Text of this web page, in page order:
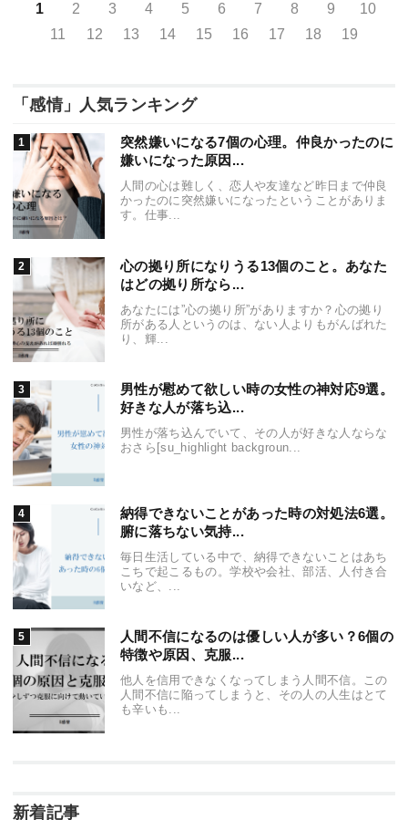
1 2 3 4 5 6 7 8 9
10
11
12 13 14 15 16 17 18 19
「感情」人気ランキング
突然嫌いになる7個の心理。仲良かったのに
嫌いになった原因...
人間の心は難しく、恋人や友達など昨日まで仲良
かったのに突然嫌いになったということがありま
す。仕事...
心の拠り所になりうる13個のこと。あなた
はどの拠り所なら...
あなたには”心の拠り所”がありますか？心の拠り
所がある人というのは、ない人よりもがんばれた
り、輝...
男性が慰めて欲しい時の女性の神対応9選。
好きな人が落ち込...
男性が落ち込んでいて、その人が好きな人ならな
おさら[su_highlight backgroun...
納得できないことがあった時の対処法6選。
腑に落ちない気持...
毎日生活している中で、納得できないことはあち
こちで起こるもの。学校や会社、部活、人付き合
いなど、...
人間不信になるのは優しい人が多い？6個の
特徴や原因、克服...
他人を信用できなくなってしまう人間不信。この
人間不信に陥ってしまうと、その人の人生はとて
も辛いも...
新着記事